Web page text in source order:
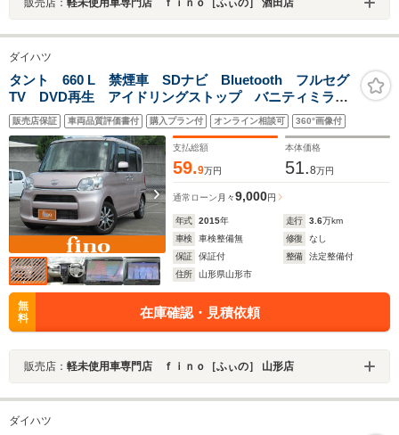
販売店： 軽未使用車専門店 ｆｉｎｏ［ふぃの］ 酒田店
ダイハツ
タント 660 L 禁煙車 SDナビ Bluetooth フルセグ
TV DVD再生 アイドリングストップ バニティミラ
ー スライドドア ミラクルオープンドア 電動格納ミ
ラー マニュアルエアコン キーレス アームレスト
販売店保証 車両品質評価書付 購入プラン付 オンライン相談可 360°画像付
支払総額
59.9万円
本体価格
51.8万円
通常ローン 月々9,000円
年式 2015年 走行 3.6万km
車検
車検整備無 修復
なし
保証
保証付 整備
法定整備付
住所
山形県山形市
無
料
在庫確認・見積依頼
販売店： 軽未使用車専門店 ｆｉｎｏ［ふぃの］ 山形店
ダイハツ